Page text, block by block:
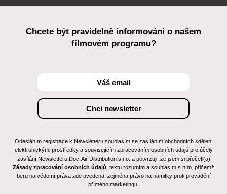
Chcete být pravidelně informováni o našem
filmovém programu?
Odesláním registrace k Newsletteru souhlasím se zasíláním obchodních sdělení
elektronickými prostředky a souvisejícím zpracováním osobních údajů pro účely
zasílání Newsletteru Doc-Air Distribution s.r.o. a potvrzuji, že jsem si přečetl(a)
Zásady zpracování osobních údajů , textu rozumím a souhlasím s ním, přičemž
beru na vědomí práva zde uvedená, zejména právo na námitky proti provádění
přímého marketingu.